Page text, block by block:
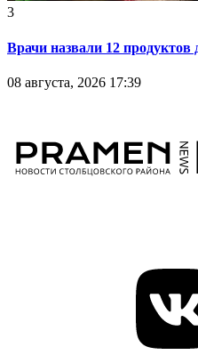
3
Врачи назвали 12 продуктов
08 августа, 2026 17:39